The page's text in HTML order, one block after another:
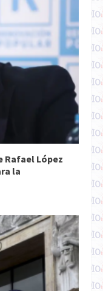
Rafael López
la